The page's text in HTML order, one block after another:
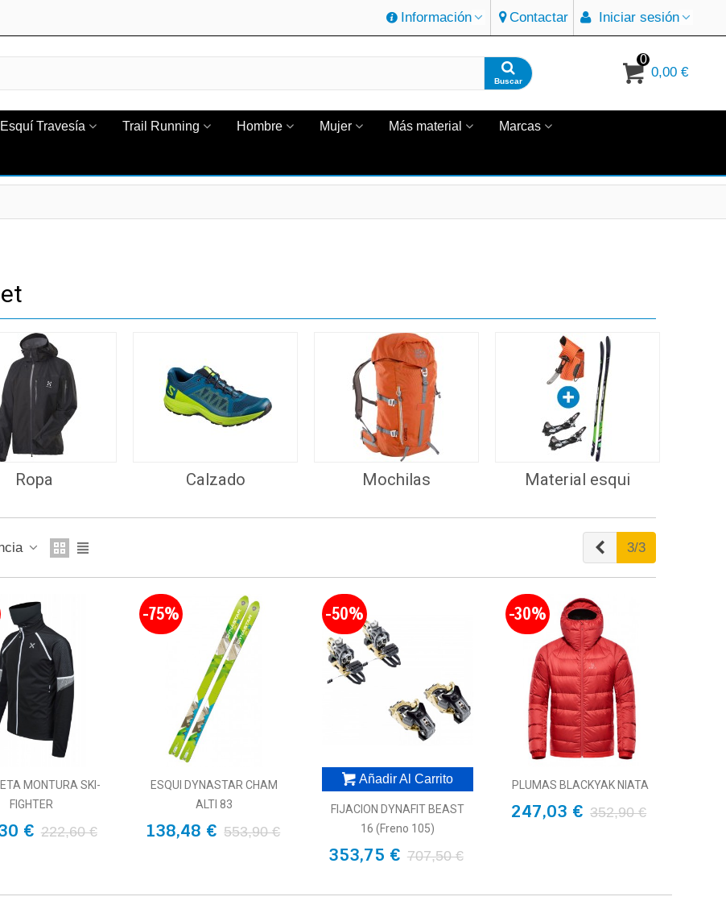
Información Contactar Iniciar sesión
Buscar
0
0,00 €
Esquí Travesía Trail Running Hombre Mujer Más material Marcas
Ropa Calzado Mochilas Material esqui
Anterior
3/3
MONTURA SKI-
FIGHTER
€ 222,60 €
-75%
ESQUI DYNASTAR CHAM
ALTI 83
138,48 € 553,90 €
-50%
Añadir Al Carrito
FIJACION DYNAFIT BEAST
16 (freno 105)
353,75 € 707,50 €
-30%
PLUMAS BLACKYAK NIATA
247,03 € 352,90 €